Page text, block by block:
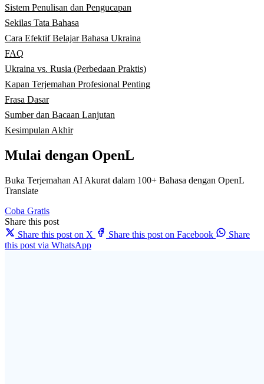
Sistem Penulisan dan Pengucapan
Sekilas Tata Bahasa
Cara Efektif Belajar Bahasa Ukraina
FAQ
Ukraina vs. Rusia (Perbedaan Praktis)
Kapan Terjemahan Profesional Penting
Frasa Dasar
Sumber dan Bacaan Lanjutan
Kesimpulan Akhir
Mulai dengan OpenL
Buka Terjemahan AI Akurat dalam 100+ Bahasa dengan OpenL
Translate
Coba Gratis
Share this post
Share this post on X
Share this post on Facebook
Share
this post via WhatsApp